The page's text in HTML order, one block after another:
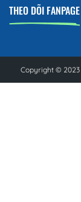
THEO DÕI FANPAGE
Copyright © 2023